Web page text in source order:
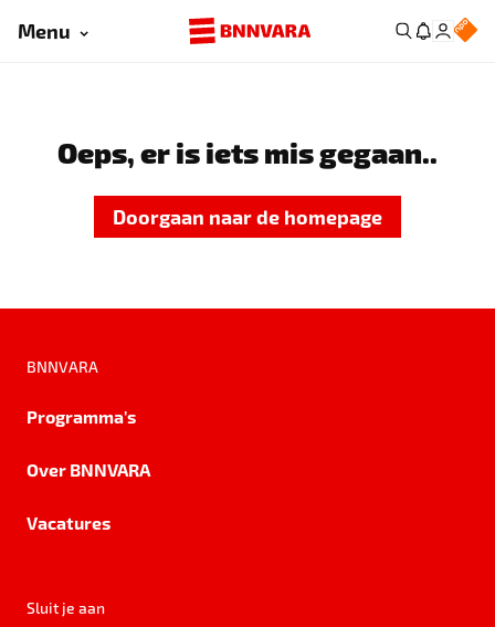
Menu
Oeps, er is iets mis gegaan..
Doorgaan naar de homepage
BNNVARA
Programma's
Over BNNVARA
Vacatures
Sluit je aan